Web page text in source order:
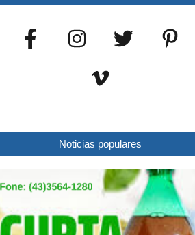
Noticias populares